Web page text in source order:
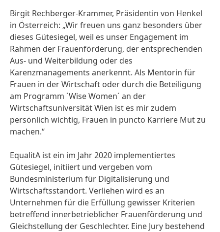
Birgit Rechberger-Krammer, Präsidentin von Henkel
in Österreich: „Wir freuen uns ganz besonders über
dieses Gütesiegel, weil es unser Engagement im
Rahmen der Frauenförderung, der entsprechenden
Aus- und Weiterbildung oder des
Karenzmanagements anerkennt. Als Mentorin für
Frauen in der Wirtschaft oder durch die Beteiligung
am Programm ´Wise Women´ an der
Wirtschaftsuniversität Wien ist es mir zudem
persönlich wichtig, Frauen in puncto Karriere Mut zu
machen.“
EqualitA ist ein im Jahr 2020 implementiertes
Gütesiegel, initiiert und vergeben vom
Bundesministerium für Digitalisierung und
Wirtschaftsstandort. Verliehen wird es an
Unternehmen für die Erfüllung gewisser Kriterien
betreffend innerbetrieblicher Frauenförderung und
Gleichstellung der Geschlechter. Eine Jury bestehend